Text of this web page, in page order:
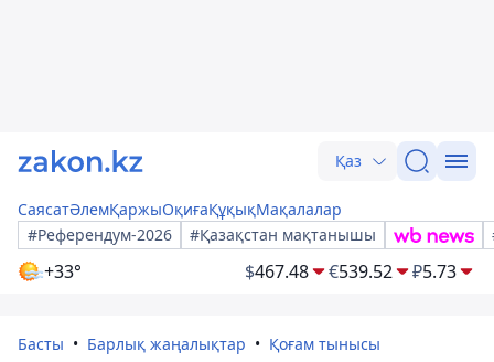
Қаз
СаясатӘлемҚаржыОқиғаҚұқықМақалалар
#Референдум-2026
#Қазақстан мақтанышы
+33° $467.48 €539.52 ₽5.73
Басты Барлық жаңалықтар Қоғам тынысы